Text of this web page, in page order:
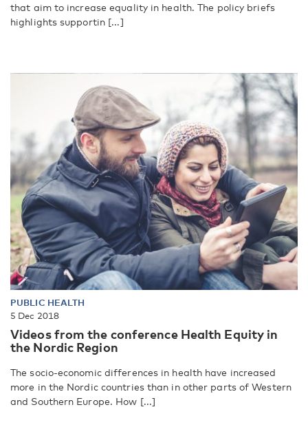
that aim to increase equality in health. The policy briefs
highlights supportin [...]
PUBLIC HEALTH
5 Dec 2018
Videos from the conference Health Equity in
the Nordic Region
The socio-economic differences in health have increased
more in the Nordic countries than in other parts of Western
and Southern Europe. How [...]